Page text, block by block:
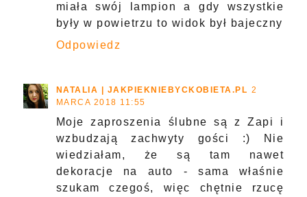
miała swój lampion a gdy wszystkie
były w powietrzu to widok był bajeczny
Odpowiedz
NATALIA | JAKPIEKNIEBYCKOBIETA.PL 2
MARCA 2018 11:55
Moje zaproszenia ślubne są z Zapi i
wzbudzają zachwyty gości :) Nie
wiedziałam, że są tam nawet
dekoracje na auto - sama właśnie
szukam czegoś, więc chętnie rzucę